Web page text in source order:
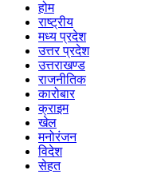
होम
राष्ट्रीय
मध्य प्रदेश
उत्तर प्रदेश
उत्तराखण्ड
राजनीतिक
कारोबार
क्राइम
खेल
मनोरंजन
विदेश
सेहत